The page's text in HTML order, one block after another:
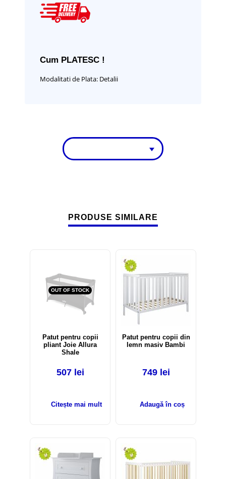
Cum PLATESC !
Modalitati de Plata: Detalii
PRODUSE SIMILARE
OUT OF STOCK
Patut pentru copii
pliant Joie Allura
Shale
507 lei
Citește mai mult
Patut pentru copii din
lemn masiv Bambi
749 lei
Adaugă în coș